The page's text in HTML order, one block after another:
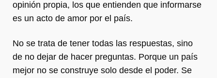
opinión propia, los que entienden que informarse
es un acto de amor por el país.
No se trata de tener todas las respuestas, sino
de no dejar de hacer preguntas. Porque un país
mejor no se construye solo desde el poder. Se